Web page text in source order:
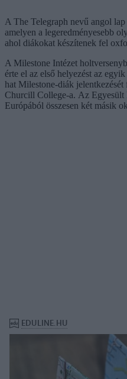
A The Telegraph nevű angol
amelyen a legeredményesebb
ahol diákokat készítenek fel
A Milestone Intézet
érte el az első helyezést az
hat Milestone-diák
Churcill College-a. Az
Európából összesen két másik